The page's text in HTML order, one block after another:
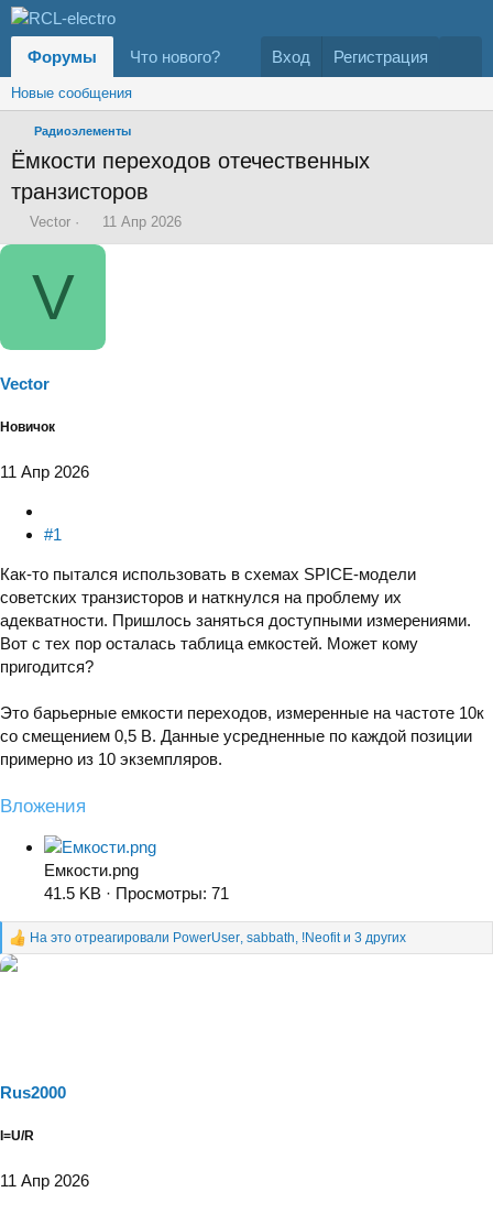
Форумы Что нового? Вход Регистрация
Новые сообщения
Радиоэлементы
Ёмкости переходов отечественных
транзисторов
А
в
о
ы
Vector
Д
а
ч
11 Апр 2026
V
Vector
Новичок
11 Апр 2026
#1
Как-то пытался использовать в схемах SPICE-модели
советских транзисторов и наткнулся на проблему их
адекватности. Пришлось заняться доступными измерениями.
Вот с тех пор осталась таблица емкостей. Может кому
пригодится?
Это барьерные емкости переходов, измеренные на частоте 10к
со смещением 0,5 В. Данные усредненные по каждой позиции
примерно из 10 экземпляров.
Вложения
Емкости.png
41.5 KB · Просмотры: 71
Р
е
На это отреагировали PowerUser sabbath !Neofitи 3 других
Rus2000
I=U/R
11 Апр 2026